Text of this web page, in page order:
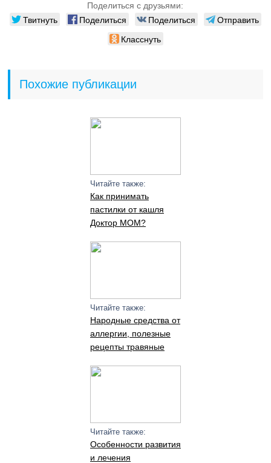
Поделиться с друзьями:
Твитнуть Поделиться Поделиться
Отправить
Класснуть
Похожие публикации
Читайте также:
Как принимать
пастилки от кашля
Доктор МОМ?
Читайте также:
Народные средства от
аллергии, полезные
рецепты травяные
Читайте также:
Особенности развития
и лечения